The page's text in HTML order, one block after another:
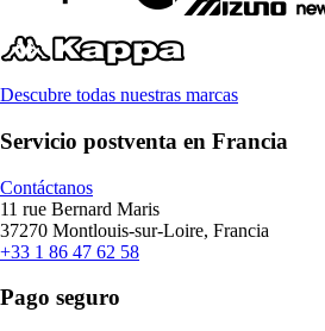
Descubre todas nuestras marcas
Servicio postventa en Francia
Contáctanos
11 rue Bernard Maris
37270 Montlouis-sur-Loire, Francia
+33 1 86 47 62 58
Pago seguro